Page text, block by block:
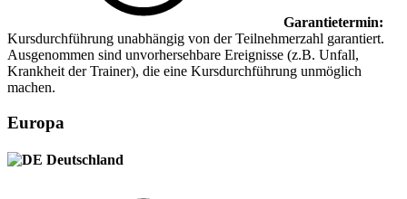
Garantietermin:
Kursdurchführung unabhängig von der Teilnehmerzahl garantiert.
Ausgenommen sind unvorhersehbare Ereignisse (z.B. Unfall,
Krankheit der Trainer), die eine Kursdurchführung unmöglich
machen.
Europa
Deutschland